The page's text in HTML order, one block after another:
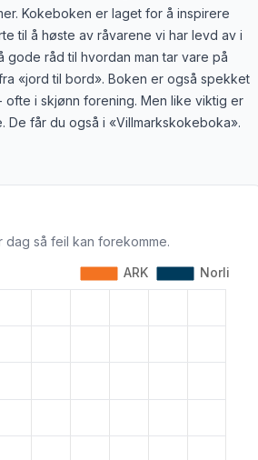
Kokeboken er laget for å inspirere
til å høste av råvarene vi har levd av i
gode råd til hvordan man tar vare på
«jord til bord». Boken er også spekket
i skjønn forening. Men like viktig er
De får du også i «Villmarkskokeboka».
så feil kan forekomme.